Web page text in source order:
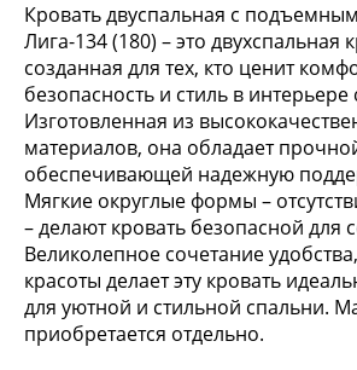
Кровать двуспальная с
Лига-134 (180) – это двухспальная
созданная для тех, кто ценит
безопасность и стиль в интерьере
Изготовленная из
материалов, она обладает
обеспечивающей надежную
Мягкие округлые формы –
– делают кровать безопасной для
Великолепное сочетание
красоты делает эту кровать
для уютной и стильной спальни.
приобретается отдельно.